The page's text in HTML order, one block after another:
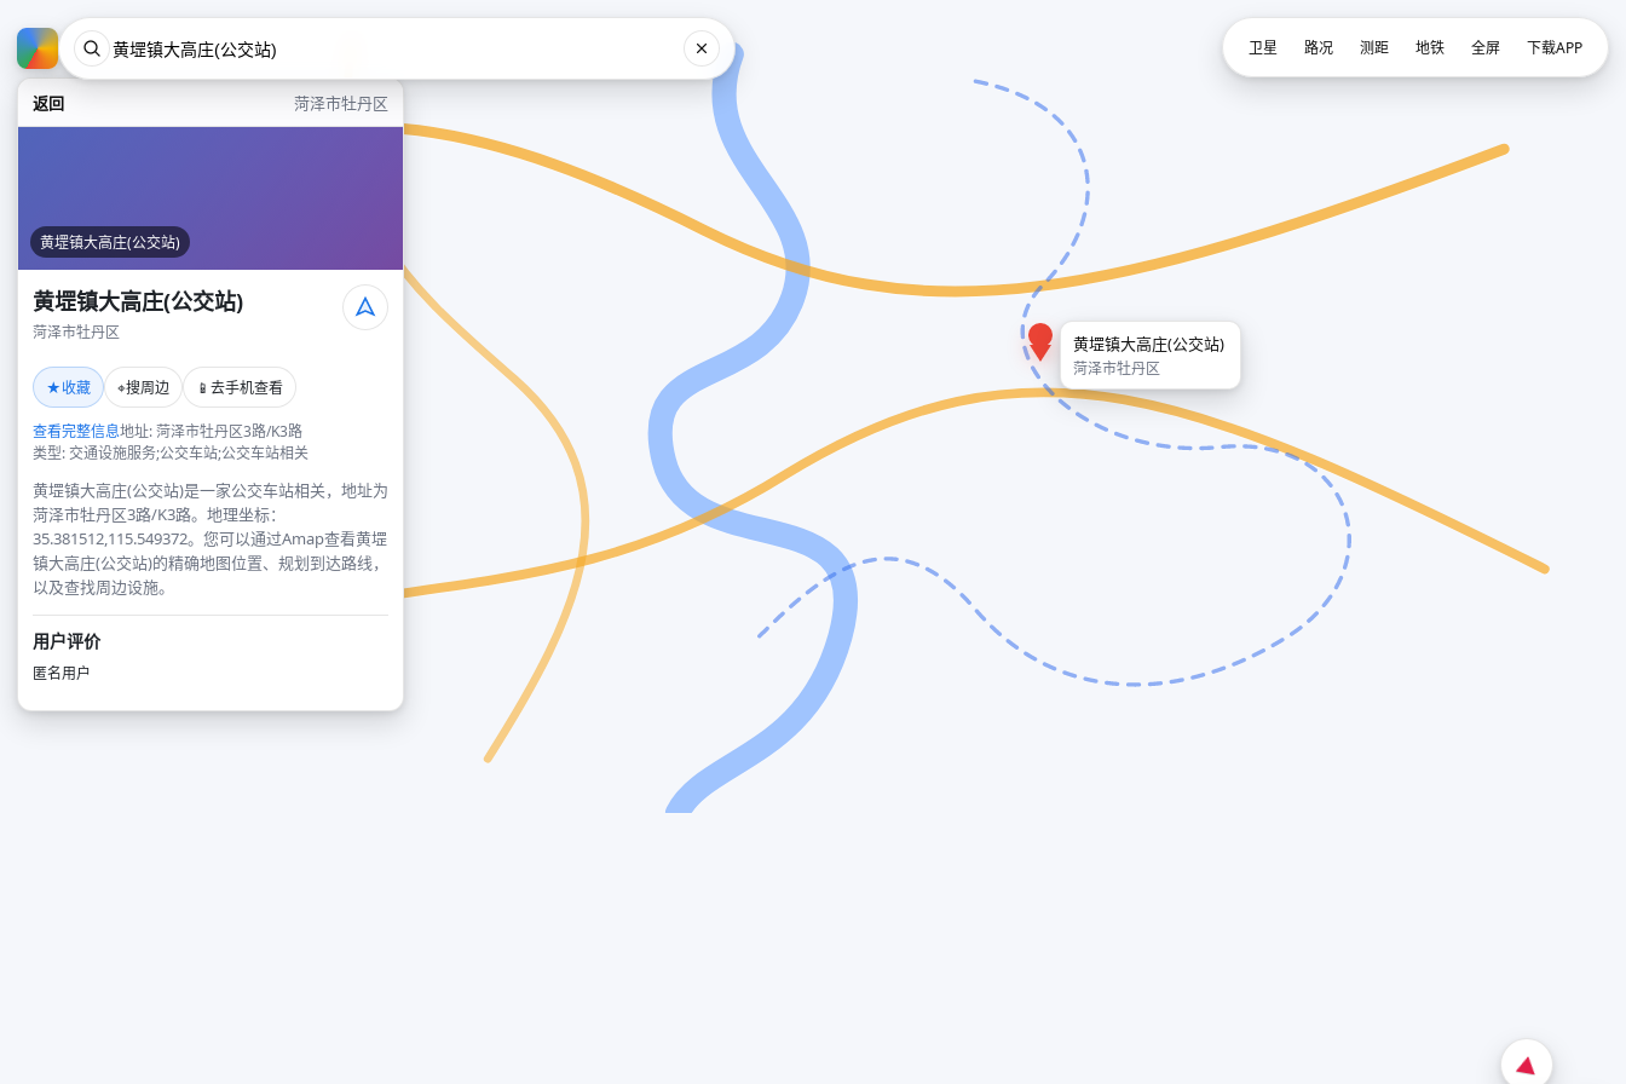
返回 菏泽市牡丹区
黄堽镇大高庄(公交站)
黄堽镇大高庄(公交站)
菏泽市牡丹区
★收藏 ⌖搜周边 📱 去手机查看
查看完整信息地址: 菏泽市牡丹区3路/K3路
类型: 交通设施服务;公交车站;公交车站相关
黄堽镇大高庄(公交站)是一家公交车站相关，地址为
菏泽市牡丹区3路/K3路。地理坐标：
35.381512,115.549372。您可以通过Amap查看黄堽
镇大高庄(公交站)的精确地图位置、规划到达路线，
以及查找周边设施。
用户评价
匿名用户
黄堽镇大高庄(公交站)
菏泽市牡丹区
卫星 路况 测距 地铁 全屏 下载APP